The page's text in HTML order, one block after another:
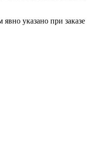
указано при заказе